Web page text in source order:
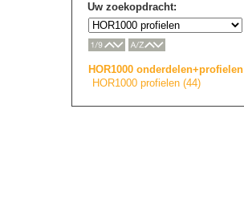
Uw zoekopdracht:
HOR1000 onderdelen+profielen
HOR1000 profielen (44)